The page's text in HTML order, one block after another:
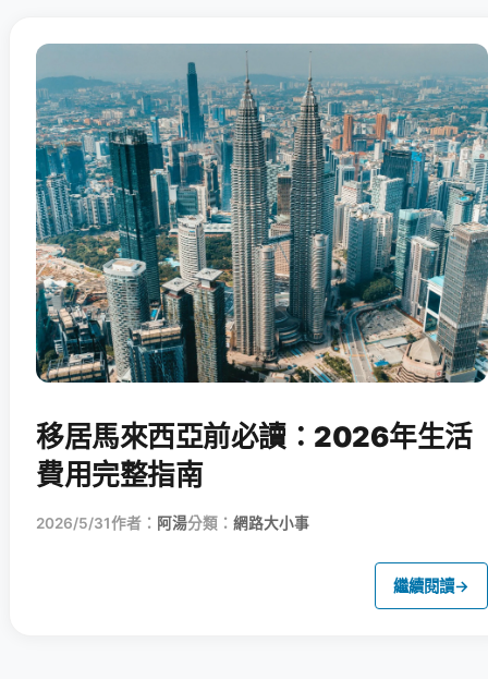
移居馬來西亞前必讀：2026年生活
費用完整指南
2026/5/31作者： 阿湯分類： 網路大小事
繼續閱讀→